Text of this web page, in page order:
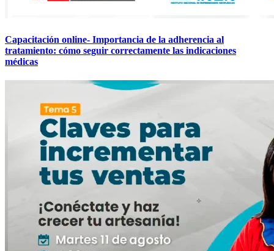
Capacitación online- Importancia de la adherencia al
tratamiento: cómo seguir correctamente las indicaciones
médicas